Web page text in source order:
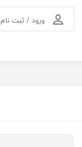
ورود / ثبت نام